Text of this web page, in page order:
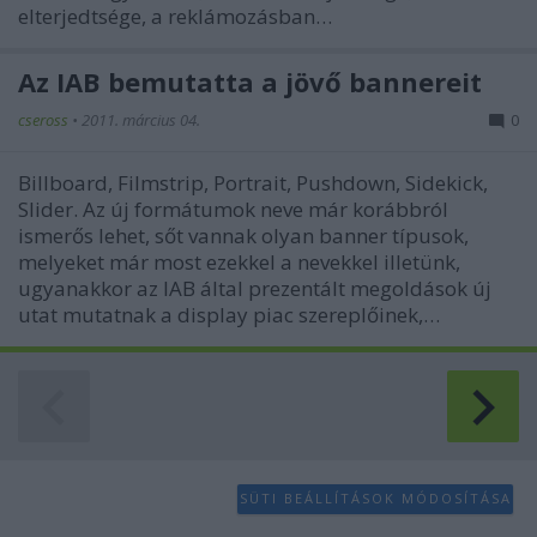
elterjedtsége, a reklámozásban…
Az IAB bemutatta a jövő bannereit
cseross • 2011. március 04. 0
Billboard, Filmstrip, Portrait, Pushdown, Sidekick,
Slider. Az új formátumok neve már korábbról
ismerős lehet, sőt vannak olyan banner típusok,
melyeket már most ezekkel a nevekkel illetünk,
ugyanakkor az IAB által prezentált megoldások új
utat mutatnak a display piac szereplőinek,…
SÜTI BEÁLLÍTÁSOK MÓDOSÍTÁSA